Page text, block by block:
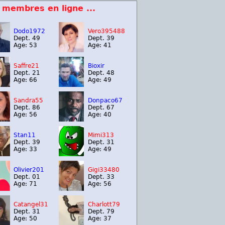
membres en ligne ...
Dodo1972
Dept. 49
Age: 53
Vero395488
Dept. 39
Age: 41
Saffre21
Dept. 21
Age: 66
Bioxir
Dept. 48
Age: 49
Sandra55
Dept. 86
Age: 56
Donpaco67
Dept. 67
Age: 40
Stan11
Dept. 39
Age: 33
Mimi313
Dept. 31
Age: 49
Olivier201
Dept. 01
Age: 71
Gigi33480
Dept. 33
Age: 56
Catangel31
Dept. 31
Age: 50
Charlott79
Dept. 79
Age: 37